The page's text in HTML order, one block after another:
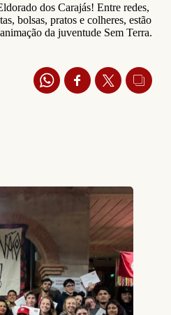
dos Carajás! Entre redes,
bolsas, pratos e colheres, estão
da juventude Sem Terra.